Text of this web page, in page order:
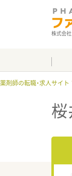
株式会
薬剤師の転職・求人サイ
桜